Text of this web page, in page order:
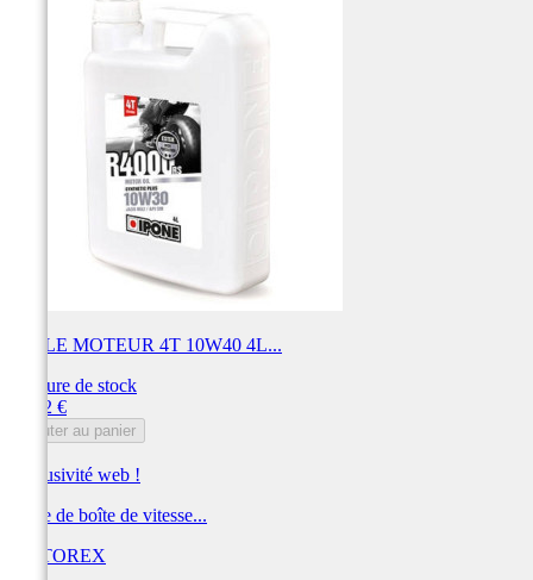
HUILE MOTEUR 4T 10W40 4L...
Rupture de stock
73,02 €
Ajouter au panier
Exclusivité web !
Huile de boîte de vitesse...
MOTOREX